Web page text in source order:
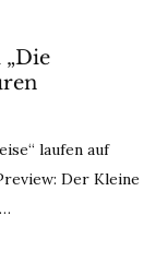
laufen auf
Der Kleine